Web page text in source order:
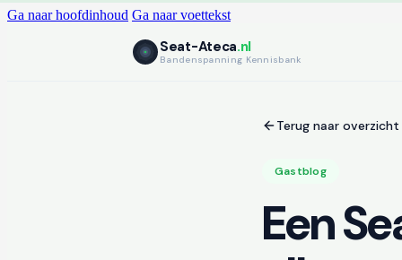
Ga naar hoofdinhoud Ga naar voettekst
Seat-Ateca.nl
Bandenspanning Kennisbank
Terug naar overzicht
Gastblog
Een